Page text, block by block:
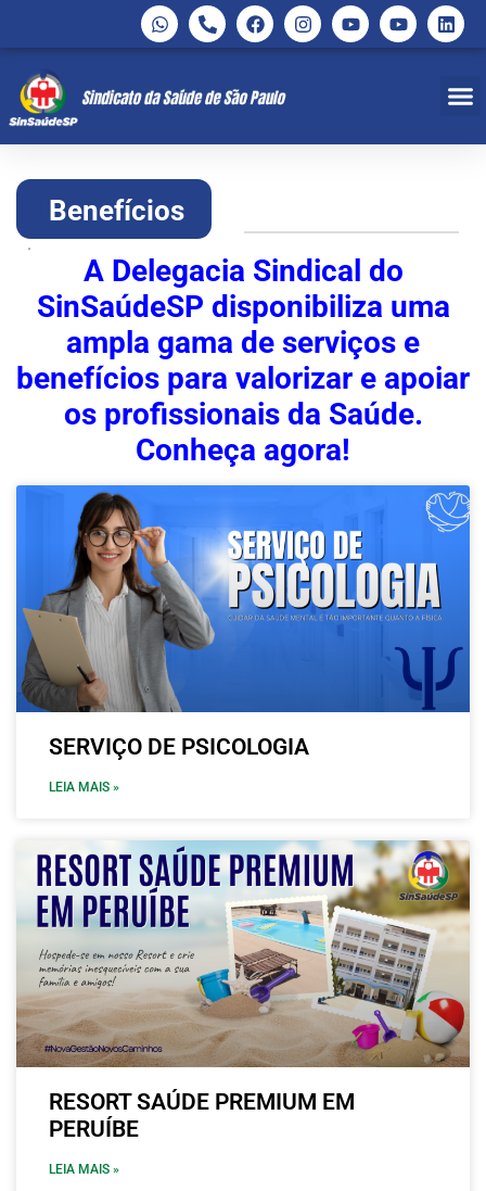
.
Benefícios
A Delegacia Sindical do
SinSaúdeSP disponibiliza uma
ampla gama de serviços e
benefícios para valorizar e apoiar
os profissionais da Saúde.
Conheça agora!
SERVIÇO DE PSICOLOGIA
LEIA MAIS »
RESORT SAÚDE PREMIUM EM
PERUÍBE
LEIA MAIS »